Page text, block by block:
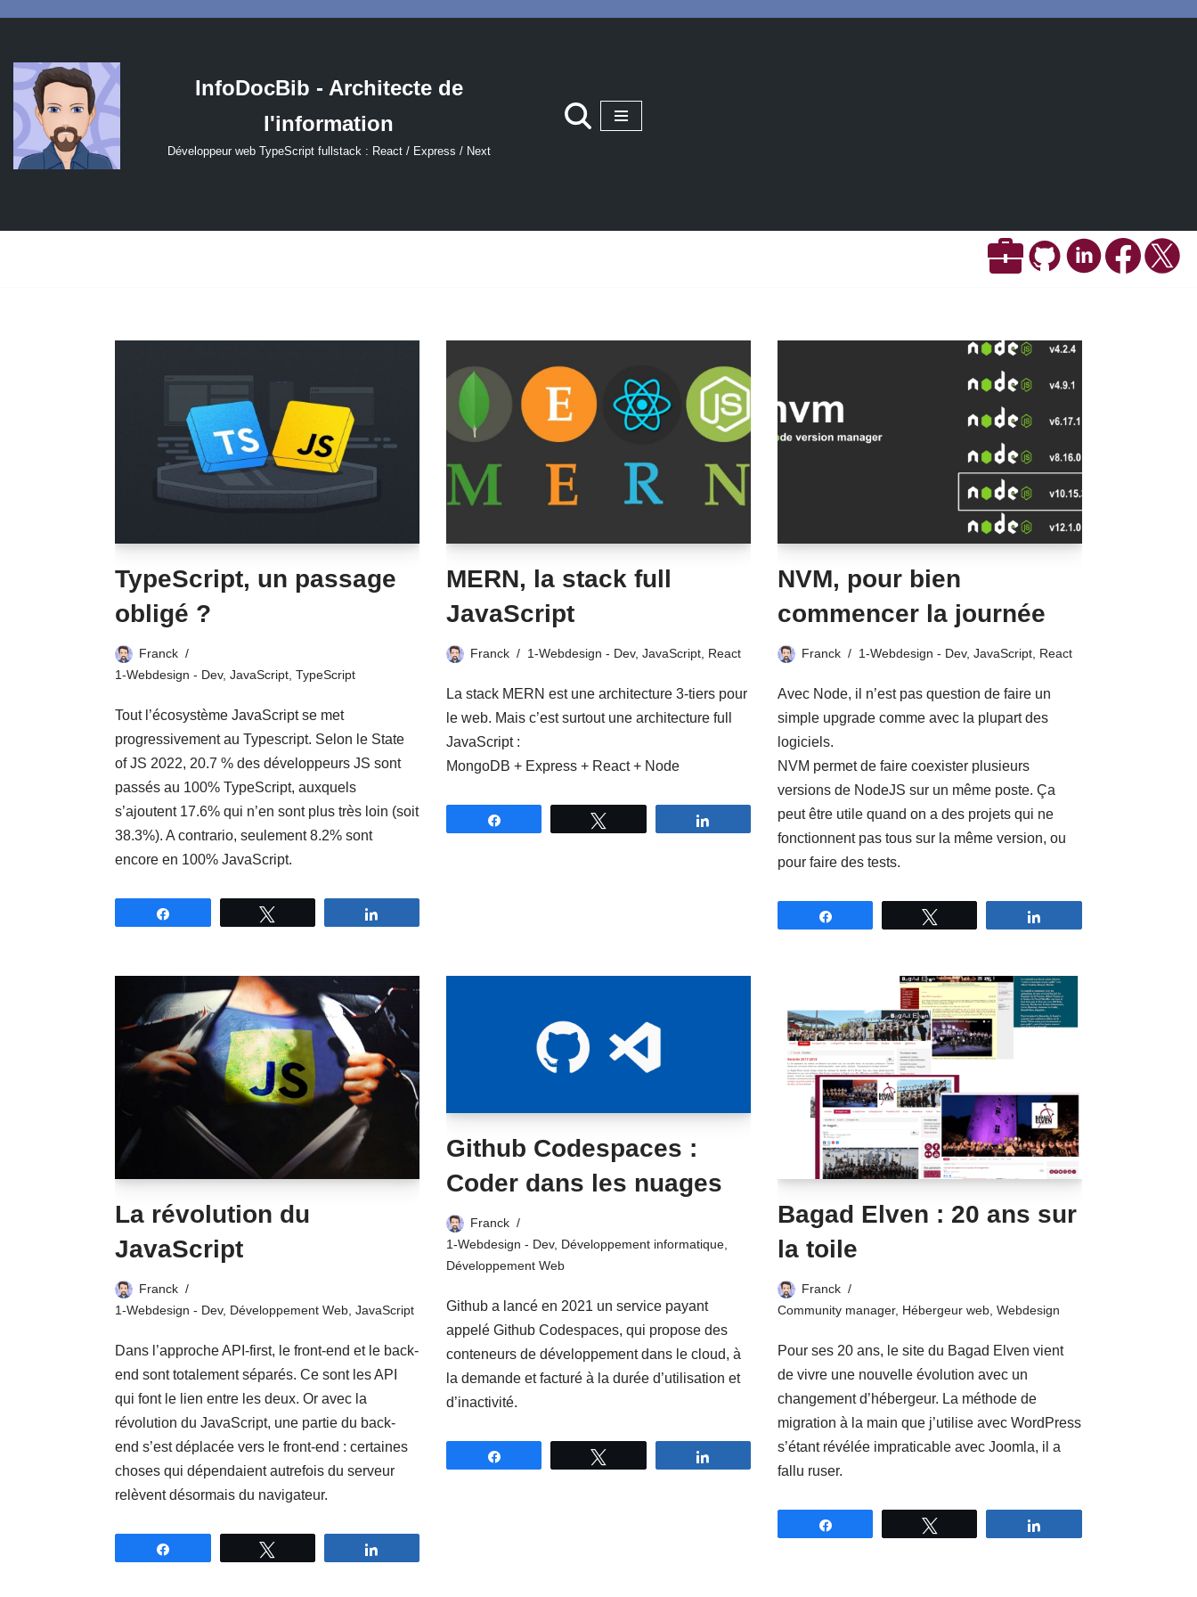
au
contenu
InfoDocBib - Architecte de
l'information
Développeur web TypeScript fullstack : React / Express / Next
TypeScript, un passage
obligé ?
Franck
1-Webdesign - Dev,JavaScript ,TypeScript
Tout l’écosystème JavaScript se met
progressivement au Typescript. Selon le State
of JS 2022, 20.7 % des développeurs JS sont
passés au 100% TypeScript, auxquels
s’ajoutent 17.6% qui n’en sont plus très loin (soit
38.3%). A contrario, seulement 8.2% sont
encore en 100% JavaScript.
MERN, la stack full
JavaScript
Franck 1-Webdesign - Dev,JavaScript React
La stack MERN est une architecture 3-tiers pour
le web. Mais c’est surtout une architecture full
JavaScript :
MongoDB + Express + React + Node
NVM, pour bien
commencer la journée
Franck 1-Webdesign - Dev, JavaScript, React
Avec Node, il n’est pas question de faire un
simple upgrade comme avec la plupart des
logiciels.
NVM permet de faire coexister plusieurs
versions de NodeJS sur un même poste. Ça
peut être utile quand on a des projets qui ne
fonctionnent pas tous sur la même version, ou
pour faire des tests.
La révolution du
JavaScript
Franck
1-Webdesign - Dev, Développement Web ,JavaScript
Dans l’approche API-first, le front-end et le back-
end sont totalement séparés. Ce sont les API
qui font le lien entre les deux. Or avec la
révolution du JavaScript, une partie du back-
end s’est déplacée vers le front-end : certaines
choses qui dépendaient autrefois du serveur
relèvent désormais du navigateur.
Github Codespaces :
Coder dans les nuages
Franck
1-Webdesign - Dev, Développement informatique,
Développement Web
Github a lancé en 2021 un service payant
appelé Github Codespaces, qui propose des
conteneurs de développement dans le cloud, à
la demande et facturé à la durée d’utilisation et
d’inactivité.
Bagad Elven : 20 ans sur
la toile
Franck
Community manager, Hébergeur web, Webdesign
Pour ses 20 ans, le site du Bagad Elven vient
de vivre une nouvelle évolution avec un
changement d’hébergeur. La méthode de
migration à la main que j’utilise avec WordPress
s’étant révélée impraticable avec Joomla, il a
fallu ruser.